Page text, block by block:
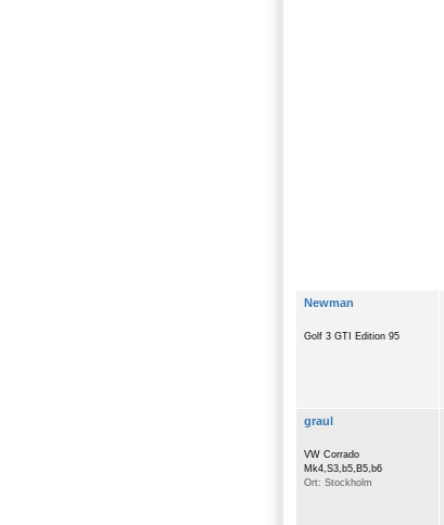
Newman
Golf 3 GTI Edition 95
graul
VW Corrado
Mk4,S3,b5,B5,b6
Ort: Stockholm